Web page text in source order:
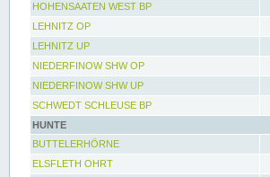
HOHENSAATEN WEST BP
LEHNITZ OP
LEHNITZ UP
NIEDERFINOW SHW OP
NIEDERFINOW SHW UP
SCHWEDT SCHLEUSE BP
HUNTE
BUTTELERHÖRNE
ELSFLETH OHRT